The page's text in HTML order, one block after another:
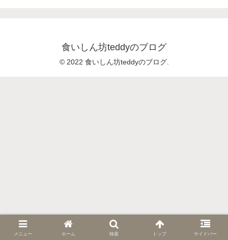
食いしん坊teddyのブログ
© 2022 食いしん坊teddyのブログ.
メニュー ホーム 検索 トップ サイドバー